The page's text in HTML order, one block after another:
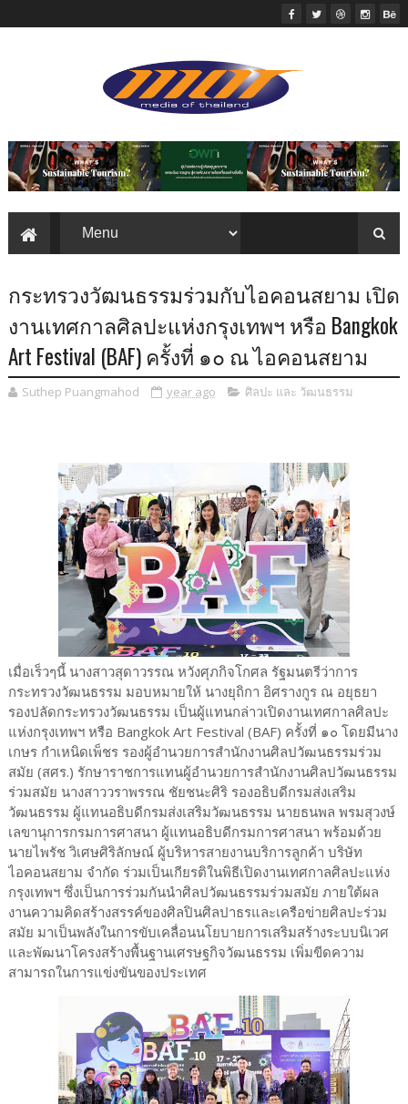
กระทรวงวัฒนธรรมร่วมกับไอคอนสยาม เปิด
งานเทศกาลศิลปะแห่งกรุงเทพฯ หรือ Bangkok
Art Festival (BAF) ครั้งที่ ๑๐ ณ ไอคอนสยาม
Suthep Puangmahod year ago ศิลปะ และ วัฒนธรรม
เมื่อเร็วๆนี้ นางสาวสุดาวรรณ หวังศุภกิจโกศล รัฐมนตรีว่าการ
กระทรวงวัฒนธรรม มอบหมายให้ นางยุถิกา อิศรางกูร ณ อยุธยา
รองปลัดกระทรวงวัฒนธรรม เป็นผู้แทนกล่าวเปิดงานเทศกาลศิลปะ
แห่งกรุงเทพฯ หรือ Bangkok Art Festival (BAF) ครั้งที่ ๑๐ โดยมีนาง
เกษร กำเหนิดเพ็ชร รองผู้อำนวยการสำนักงานศิลปวัฒนธรรมร่วม
สมัย (สศร.) รักษาราชการแทนผู้อำนวยการสำนักงานศิลปวัฒนธรรม
ร่วมสมัย นางสาววราพรรณ ชัยชนะศิริ รองอธิบดีกรมส่งเสริม
วัฒนธรรม ผู้แทนอธิบดีกรมส่งเสริมวัฒนธรรม นายธนพล พรมสุวงษ์
เลขานุการกรมการศาสนา ผู้แทนอธิบดีกรมการศาสนา พร้อมด้วย
นายไพรัช วิเศษศิริลักษณ์ ผู้บริหารสายงานบริการลูกค้า บริษัท
ไอคอนสยาม จำกัด ร่วมเป็นเกียรติในพิธีเปิดงานเทศกาลศิลปะแห่ง
กรุงเทพฯ ซึ่งเป็นการร่วมกันนำศิลปวัฒนธรรมร่วมสมัย ภายใต้ผล
งานความคิดสร้างสรรค์ของศิลปินศิลปาธรและเครือข่ายศิลปะร่วม
สมัย มาเป็นพลังในการขับเคลื่อนนโยบายการเสริมสร้างระบบนิเวศ
และพัฒนาโครงสร้างพื้นฐานเศรษฐกิจวัฒนธรรม เพิ่มขีดความ
สามารถในการแข่งขันของประเทศ